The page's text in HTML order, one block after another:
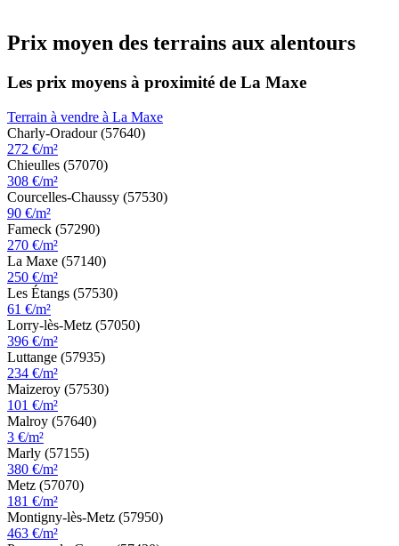
Prix moyen des terrains aux alentours
Les prix moyens à proximité de La Maxe
Terrain à vendre à La Maxe
Charly-Oradour (57640)
272 €/m²
Chieulles (57070)
308 €/m²
Courcelles-Chaussy (57530)
90 €/m²
Fameck (57290)
270 €/m²
La Maxe (57140)
250 €/m²
Les Étangs (57530)
61 €/m²
Lorry-lès-Metz (57050)
396 €/m²
Luttange (57935)
234 €/m²
Maizeroy (57530)
101 €/m²
Malroy (57640)
3 €/m²
Marly (57155)
380 €/m²
Metz (57070)
181 €/m²
Montigny-lès-Metz (57950)
463 €/m²